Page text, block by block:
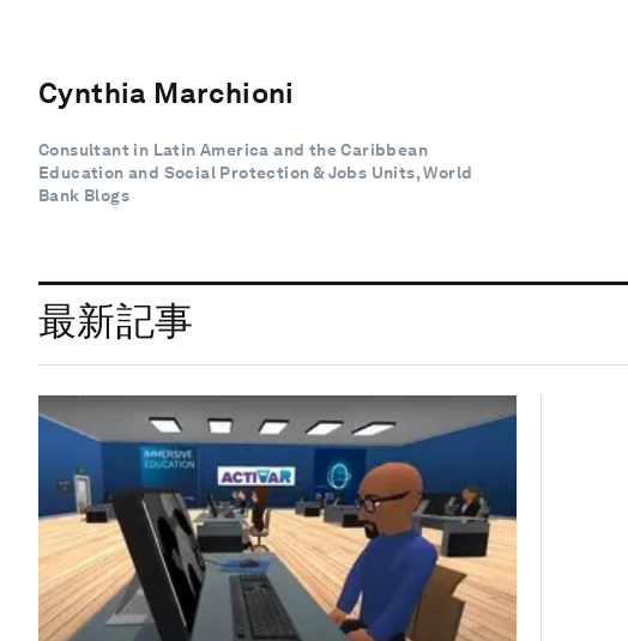
Cynthia Marchioni
Consultant in Latin America and the Caribbean
Education and Social Protection & Jobs Units, World
Bank Blogs
最新記事